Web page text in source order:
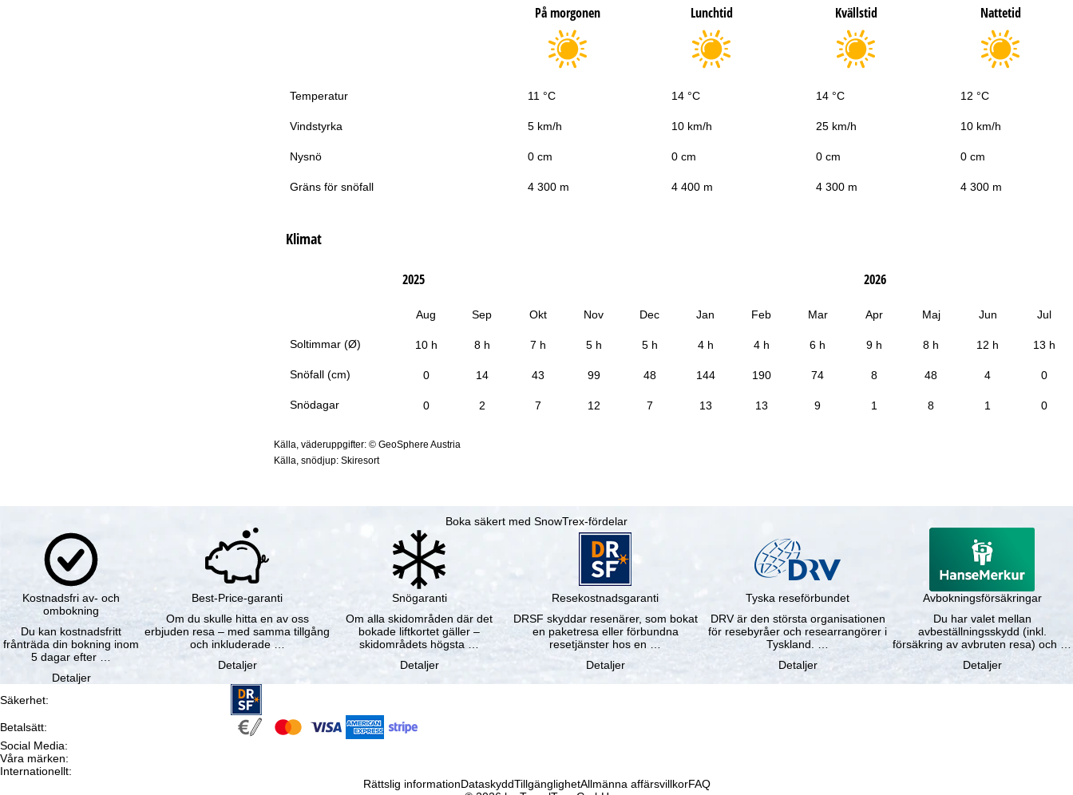
På morgonen Lunchtid Kvällstid Nattetid
Temperatur 11 °C 14 °C 14 °C 12 °C
Vindstyrka 5 km/h 10 km/h 25 km/h 10 km/h
Nysnö 0 cm 0 cm 0 cm 0 cm
Gräns för snöfall 4 300 m 4 400 m 4 300 m 4 300 m
Klimat
Soltimmar (Ø)
Snöfall (cm)
Snödagar
2025 2026
Aug Sep Okt Nov Dec Jan Feb Mar Apr Maj Jun Jul
10 h 8 h 7 h 5 h 5 h 4 h 4 h 6 h 9 h 8 h 12 h 13 h
0 14 43 99 48 144 190 74 8 48 4 0
0 2 7 12 7 13 13 9 1 8 1 0
Källa, väderuppgifter: © GeoSphere Austria
Källa, snödjup: Skiresort
Boka säkert med SnowTrex-fördelar
Kostnadsfri av- och
ombokning
Du kan kostnadsfritt
frånträda din bokning inom
5 dagar efter …
Detaljer
Best-Price-garanti
Om du skulle hitta en av oss
erbjuden resa – med samma tillgång
och inkluderade …
Detaljer
Snögaranti
Om alla skidområden där det
bokade liftkortet gäller –
skidområdets högsta …
Detaljer
Resekostnadsgaranti
DRSF skyddar resenärer, som bokat
en paketresa eller förbundna
resetjänster hos en …
Detaljer
Tyska reseförbundet
DRV är den största organisationen
för resebyråer och researrangörer i
Tyskland. …
Detaljer
Avbokningsförsäkringar
Du har valet mellan
avbeställningsskydd (inkl.
försäkring av avbruten resa) och …
Detaljer
Säkerhet:
Betalsätt:
Social Media:
Våra märken:
Internationellt:
Rättslig informationDataskyddTillgänglighetAllmänna affärsvillkorFAQ